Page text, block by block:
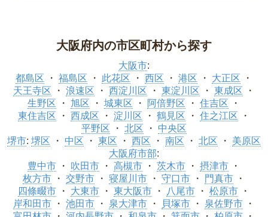
大阪府内の市区町村から探す
大阪市:
都島区
福島区 此花区 西区 港区
大正区
天王寺区
浪速区 西淀川区 東淀川区
東成区
生野区
旭区 城東区 阿倍野区
住吉区
東住吉区
西成区 淀川区 鶴見区
住之江区
平野区
北区
中央区
堺市: 堺区 中区 東区 西区 南区 北区
美原区
大阪府市部:
豊中市
吹田市 高槻市 茨木市
摂津市
枚方市
交野市 寝屋川市 守口市
門真市
四條畷市
大東市 東大阪市 八尾市
松原市
岸和田市
池田市 泉大津市 貝塚市
泉佐野市